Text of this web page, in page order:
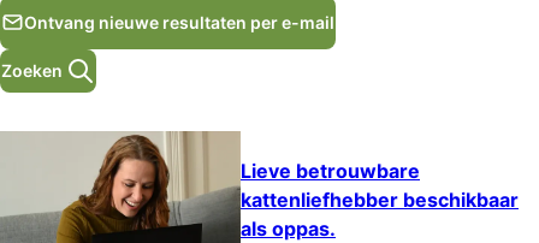
Ontvang nieuwe resultaten per e-mail
Zoeken
Lieve betrouwbare
kattenliefhebber beschikbaar
als oppas.